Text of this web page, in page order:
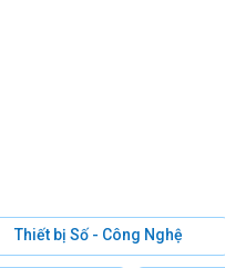
Thiết bị Số - Công Nghệ